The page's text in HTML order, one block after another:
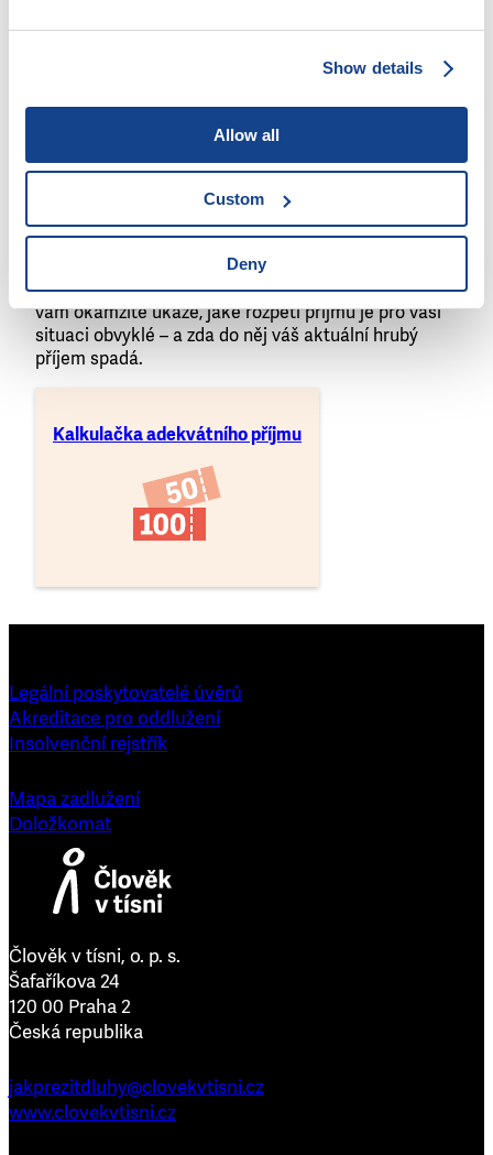
Show details
Allow all
Custom
Deny
na trh práce – například kvůli zdravotnímu stavu –
příjem. Vždy však musí být doloženo, že se dlužník
snaží pracovat přiměřeně svým možnostem.
Vyzkoušejte kalkulačku adekvátního
příjmu
Na našem webu nyní najdete novoukalkulačku
adekvátního příjmu pro oddlužení. Ta využívá stejná
data a metodiku jako soudy. Stačí vyplnit základní
informace (věk, vzdělání, obor, kraj) a kalkulačka
vám okamžitě ukáže, jaké rozpětí příjmů je pro vaši
situaci obvyklé – a zda do něj váš aktuální hrubý
příjem spadá.
Kalkulačka adekvátního příjmu
Legální poskytovatelé úvěrů
Akreditace pro oddlužení
Insolvenční rejstřík
Mapa zadlužení
Doložkomat
Člověk v tísni, o. p. s.
Šafaříkova 24
120 00 Praha 2
Česká republika
jakprezitdluhy@clovekvtisni.cz
www.clovekvtisni.cz